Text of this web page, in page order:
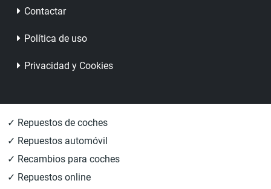
Contactar
Política de uso
Privacidad y Cookies
✓ Repuestos de coches
✓ Repuestos automóvil
✓ Recambios para coches
✓ Repuestos online